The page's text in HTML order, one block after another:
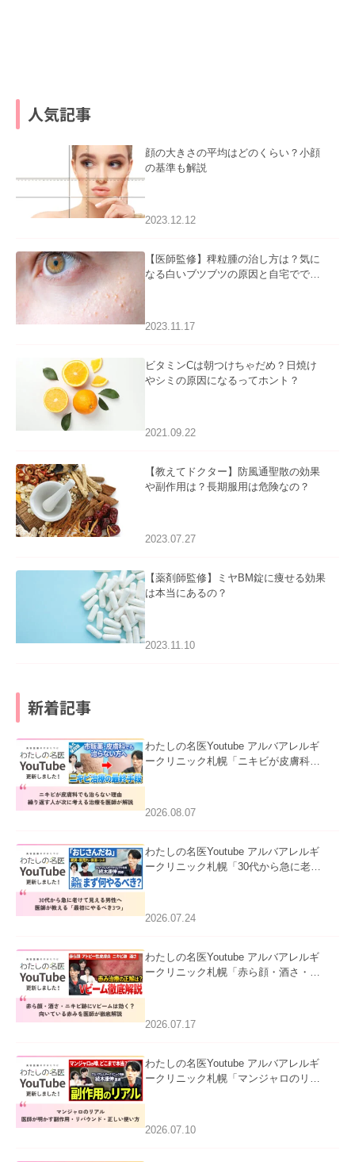
人気記事
顔の大きさの平均はどのくらい？小顔
の基準も解説
2023.12.12
【医師監修】稗粒腫の治し方は？気に
なる白いブツブツの原因と自宅ででき
2023.11.17
ビタミンCは朝つけちゃだめ？日焼け
やシミの原因になるってホント？
2021.09.22
【教えてドクター】防風通聖散の効果
や副作用は？長期服用は危険なの？
2023.07.27
【薬剤師監修】ミヤBM錠に痩せる効果
は本当にあるの？
2023.11.10
新着記事
わたしの名医Youtube アルバアレルギ
ークリニック札幌「ニキビが皮膚科で
ました。
2026.08.07
わたしの名医Youtube アルバアレルギ
ークリニック札幌「30代から急に老け
た。
2026.07.24
わたしの名医Youtube アルバアレルギ
ークリニック札幌「赤ら顔・酒さ・ニ
ました。
2026.07.17
わたしの名医Youtube アルバアレルギ
ークリニック札幌「マンジャロのリア
た。
2026.07.10